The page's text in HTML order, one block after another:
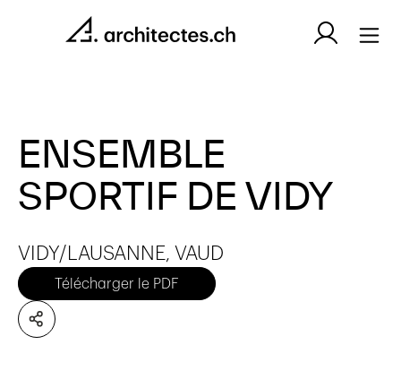
ENSEMBLE
SPORTIF DE VIDY
VIDY/LAUSANNE, VAUD
Télécharger le PDF